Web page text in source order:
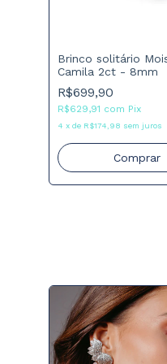
Brinco solitário
Camila 2ct - 8mm
R$699,90
R$629,91 com Pix
4 x de R$174,98 sem juros
Comprar